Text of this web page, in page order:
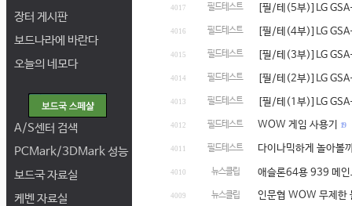
장터 게시판
보드나라에 바란다
오늘의 네모다
A/S센터 검색
PCMark/3DMark 성능
보드국 자료실
케벤 자료실
4017 필드테스트 [필/테(5부)]LG
4016 필드테스트 [필/테(4부)]LG
4015 필드테스트 [필/테(3부)]LG
4014 필드테스트 [필/테(2부)]LG
4013 필드테스트 [필/테(1부)]LG
4012 필드테스트 WOW 게임 사용기 19
4011 필드테스트 다이나믹하게 놀아볼
4010 뉴스클립 애슬론64용 939 메인
4009 뉴스클립 인문협 WOW 무제한